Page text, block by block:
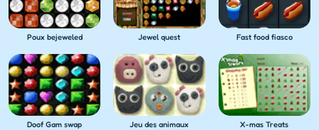
Poux bejeweled Jewel quest Fast food fiasco
Doof Gam swap Jeu des animaux X-mas Treats